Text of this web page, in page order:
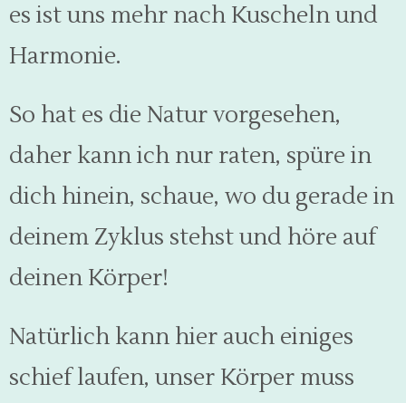
es ist uns mehr nach Kuscheln und
Harmonie.
So hat es die Natur vorgesehen,
daher kann ich nur raten, spüre in
dich hinein, schaue, wo du gerade in
deinem Zyklus stehst und höre auf
deinen Körper!
Natürlich kann hier auch einiges
schief laufen, unser Körper muss